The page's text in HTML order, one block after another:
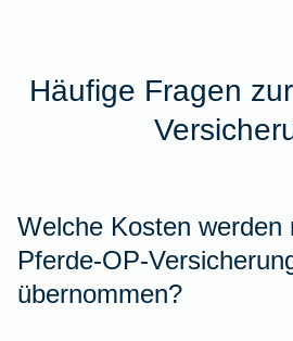
Häufige Fragen
Welche Kosten werden
Pferde-OP-
übernommen?